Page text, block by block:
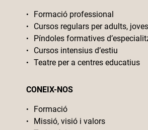
Formació professional
Cursos regulars per adults,
Píndoles formatives
Cursos intensius d’estiu
Teatre per a centres educatius
CONEIX-NOS
Formació
Missió, visió i valors